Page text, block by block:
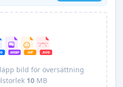
bild för översättning
10MB